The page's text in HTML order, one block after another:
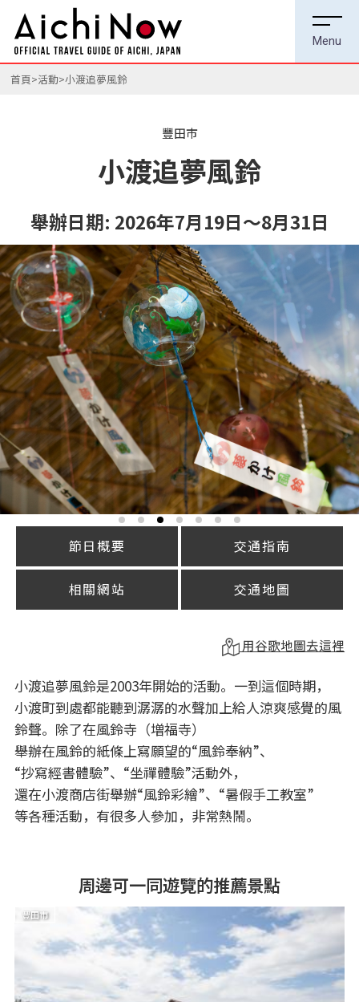
首頁 活動 小渡追夢風鈴
豐田市
小渡追夢風鈴
舉辦日期: 2026年7月19日～8月31日
節日概要 交通指南
相關網站 交通地圖
用谷歌地圖去這裡
小渡追夢風鈴是2003年開始的活動。一到這個時期，
小渡町到處都能聽到潺潺的水聲加上給人涼爽感覺的風
鈴聲。除了在風鈴寺（増福寺）
舉辦在風鈴的紙條上寫願望的“風鈴奉納”、
“抄寫經書體驗”、“坐禪體驗”活動外，
還在小渡商店街舉辦“風鈴彩繪”、“暑假手工教室”
等各種活動，有很多人參加，非常熱鬧。
周邊可一同遊覽的推薦景點
豐田市